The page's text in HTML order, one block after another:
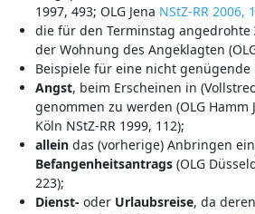
1997, 493; OLG Jena NStZ-RR 2006,
die für den Terminstag angedrohte
der Wohnung des Angeklagten
Beispiele für eine nicht
Angst, beim Erscheinen in
genommen zu werden (OLG Hamm
Köln NStZ-RR 1999, 112);
alleindas (vorherige) Anbringen
Befangenheitsantrags(OLG
223);
Dienst- oder Urlaubsreise, da